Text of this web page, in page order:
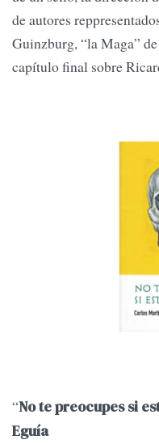
de autores
Guinzburg, “la Maga”
capítulo final sobre
“No te preocupes si
Eguía